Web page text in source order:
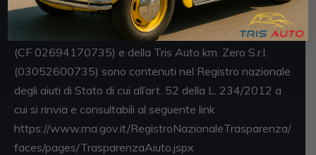
Obblighi informativi per le erogazioni pubbliche: gli aiuti
di Stato e gli aiuti de minimis ricevuti dalla Tris Auto S.r.l.
(CF 02694170735) e della Tris Auto km. Zero S.r.l.
(03052600735) sono contenuti nel Registro nazionale
degli aiuti di Stato di cui all’art. 52 della L. 234/2012 a
cui si rinvia e consultabili al seguente link
https://www.rna.gov.it/RegistroNazionaleTrasparenza/
faces/pages/TrasparenzaAiuto.jspx